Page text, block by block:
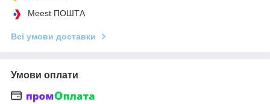
Meest ПОШТА
Всі умови доставки
Умови оплати